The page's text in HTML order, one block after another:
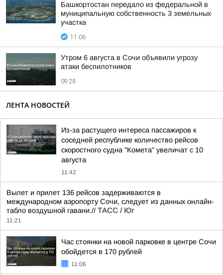
Башкортостан передало из федеральной в
муниципальную собственность 3 земельных
участка
11:06
Утром 6 августа в Сочи объявили угрозу
атаки беспилотников
09:28
ЛЕНТА НОВОСТЕЙ
Из-за растущего интереса пассажиров к
соседней республике количество рейсов
скоростного судна "Комета" увеличат с 10
августа
11:42
Вылет и прилет 136 рейсов задерживаются в
международном аэропорту Сочи, следует из данных онлайн-
табло воздушной гавани.// ТАСС / Юг
11:21
Час стоянки на новой парковке в центре Сочи
обойдется в 170 рублей
11:06